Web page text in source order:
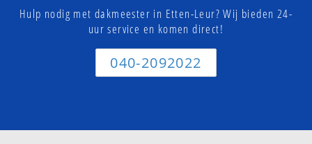
Hulp nodig met dakmeester in Etten-Leur? Wij bieden 24-
uur service en komen direct!
040-2092022